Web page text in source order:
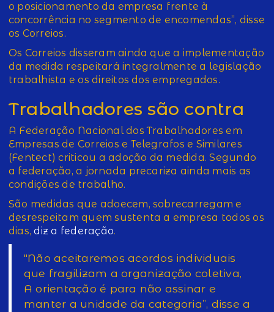
o posicionamento da empresa frente à
concorrência no segmento de encomendas”, disse
os Correios.
Os Correios disseram ainda que a implementação
da medida respeitará integralmente a legislação
trabalhista e os direitos dos empregados.
Trabalhadores são contra
A Federação Nacional dos Trabalhadores em
Empresas de Correios e Telegrafos e Similares
(Fentect) criticou a adoção da medida. Segundo
a federação, a jornada precariza ainda mais as
condições de trabalho.
São medidas que adoecem, sobrecarregam e
desrespeitam quem sustenta a empresa todos os
dias,diz a federação.
"Não aceitaremos acordos individuais
que fragilizam a organização coletiva,
A orientação é para não assinar e
manter a unidade da categoria”, disse a